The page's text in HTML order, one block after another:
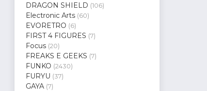
DRAGON SHIELD (106)
Electronic Arts (60)
EVORETRO (6)
FIRST 4 FIGURES (7)
Focus (20)
FREAKS E GEEKS (7)
FUNKO (2430)
FURYU (37)
GAYA (7)